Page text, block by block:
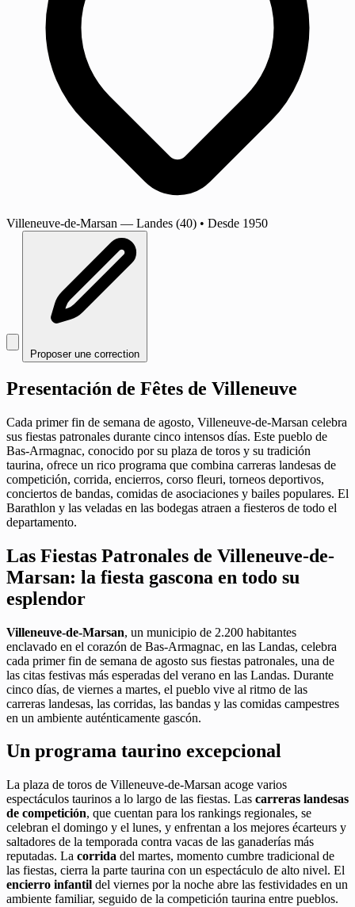
Villeneuve-de-Marsan — Landes (40) • Desde 1950
Proposer une correction
Presentación de Fêtes de Villeneuve
Cada primer fin de semana de agosto, Villeneuve-de-Marsan celebra
sus fiestas patronales durante cinco intensos días. Este pueblo de
Bas-Armagnac, conocido por su plaza de toros y su tradición
taurina, ofrece un rico programa que combina carreras landesas de
competición, corrida, encierros, corso fleuri, torneos deportivos,
conciertos de bandas, comidas de asociaciones y bailes populares. El
Barathlon y las veladas en las bodegas atraen a fiesteros de todo el
departamento.
Las Fiestas Patronales de Villeneuve-de-
Marsan: la fiesta gascona en todo su
esplendor
Villeneuve-de-Marsan, un municipio de 2.200 habitantes
enclavado en el corazón de Bas-Armagnac, en las Landas, celebra
cada primer fin de semana de agosto sus fiestas patronales, una de
las citas festivas más esperadas del verano en las Landas. Durante
cinco días, de viernes a martes, el pueblo vive al ritmo de las
carreras landesas, las corridas, las bandas y las comidas campestres
en un ambiente auténticamente gascón.
Un programa taurino excepcional
La plaza de toros de Villeneuve-de-Marsan acoge varios
espectáculos taurinos a lo largo de las fiestas. Las carreras landesas
de competición, que cuentan para los rankings regionales, se
celebran el domingo y el lunes, y enfrentan a los mejores écarteurs y
saltadores de la temporada contra vacas de las ganaderías más
reputadas. La corrida del martes, momento cumbre tradicional de
las fiestas, cierra la parte taurina con un espectáculo de alto nivel. El
encierro infantil del viernes por la noche abre las festividades en un
ambiente familiar, seguido de la competición taurina entre pueblos.